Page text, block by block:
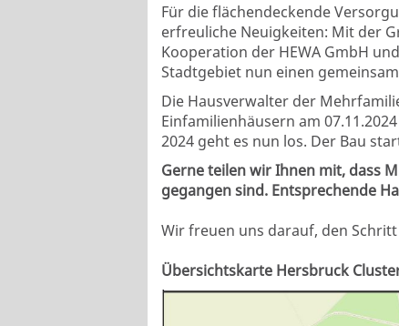
Für die flächendeckende
erfreuliche Neuigkeiten: Mit der
Kooperation der HEWA GmbH
Stadtgebiet nun einen
Die Hausverwalter der
Einfamilienhäusern am
2024 geht es nun los. Der Bau
Gerne teilen wir Ihnen mit, dass
gegangen sind. Entsprechende
Wir freuen uns darauf, den
Übersichtskarte Hersbruck